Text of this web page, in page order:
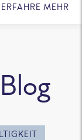
ERFAHRE MEHR